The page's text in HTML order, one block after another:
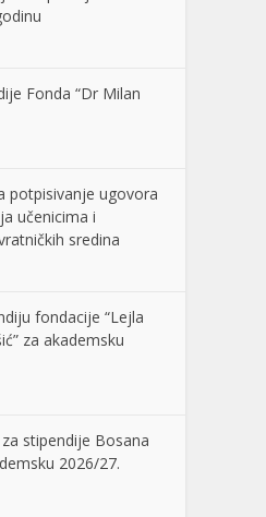
Fonda “Dr Milan
potpisivanje ugovora
učenicima i
sredina
fondacije “Lejla
za akademsku
stipendije Bosana
2026/27.